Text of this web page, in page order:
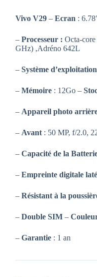
Vivo V29–Ecran :
–Processeur :Octa-
GHz) ,Adréno 642L
–Système d’exploitation
–Mémoire : 12Go –
– Appareil photo
– Avant : 50 MP, f/2.0,
– Capacité de la
– Empreinte digitale
–Résistant à la
–Double SIM –
–Garantie : 1 an